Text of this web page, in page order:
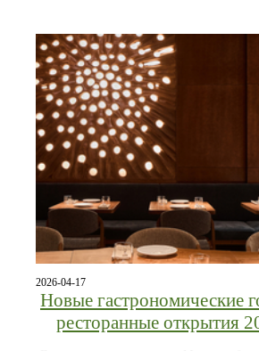
2026-04-17
Новые гастрономические
ресторанные открытия